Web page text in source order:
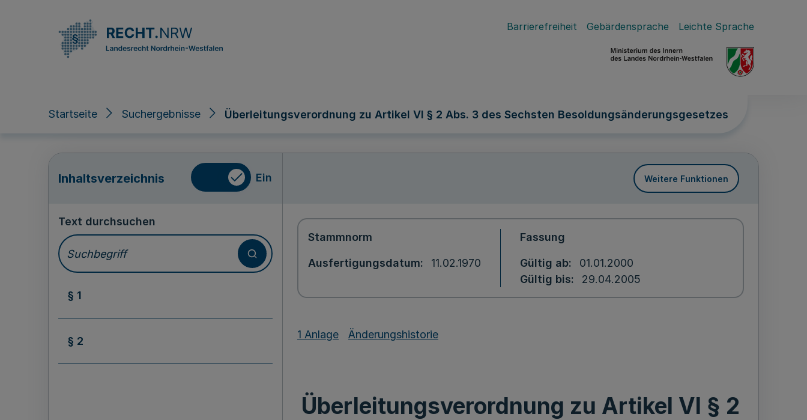
Barrierefreiheit Gebärdensprache Leichte Sprache
Startseite Suchergebnisse Überleitungsverordnung zu Artikel VI § 2 Abs. 3 des Sechsten Besoldungsänderungsgesetzes
Inhaltsverzeichnis Ein Weitere Funktionen
Text durchsuchen
§ 1
§ 2
Stammnorm
Ausfertigungsdatum 11.02.1970
Fassung
Gültig ab
01.01.2000
Gültig bis
29.04.2005
1 Anlage Änderungshistorie
Überleitungsverordnung zu Artikel VI § 2